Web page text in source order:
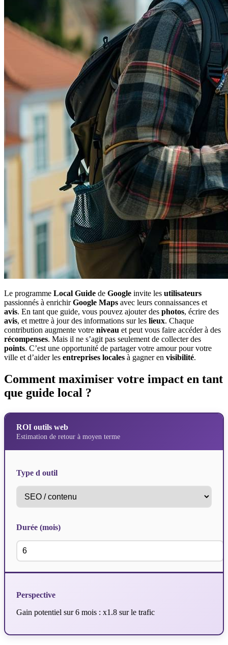
Le programme Local Guide de Google invite les utilisateurs
passionnés à enrichirGoogle Maps avec leurs connaissances et
avis. En tant que guide, vous pouvez ajouter des photos, écrire des
avis, et mettre à jour des informations sur les lieux. Chaque
contribution augmente votre niveau et peut vous faire accéder à des
récompenses. Mais il ne s’agit pas seulement de collecter des
points. C’est une opportunité de partager votre amour pour votre
ville et d’aider les entreprises locales à gagner en visibilité.
Comment maximiser votre impact en tant
que guide local ?
ROI outils web
Estimation de retour à moyen terme
Type d outil
Durée (mois)
Perspective
Gain potentiel sur 6 mois : x1.8 sur le trafic